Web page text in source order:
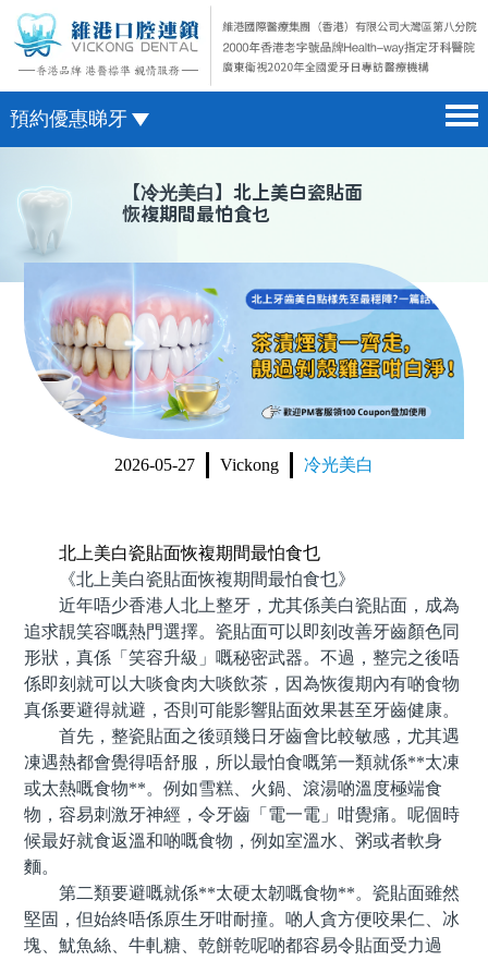
預約優惠睇牙
醫院簡介 hospital introduction
醫生介紹 doctor introduction
醫療新聞 medical news
種植牙 dental implant
箍牙 orthodontics
收費標準 change standard
微信預約
WhatsApp預約
【冷光美白】北上美白瓷貼面
恢複期間最怕食乜
2026-05-27 Vickong 冷光美白
北上美白瓷貼面恢複期間最怕食乜
《北上美白瓷貼面恢複期間最怕食乜》
近年唔少香港人北上整牙，尤其係美白瓷貼面，成為
追求靚笑容嘅熱門選擇。瓷貼面可以即刻改善牙齒顏色同
形狀，真係「笑容升級」嘅秘密武器。不過，整完之後唔
係即刻就可以大啖食肉大啖飲茶，因為恢復期內有啲食物
真係要避得就避，否則可能影響貼面效果甚至牙齒健康。
首先，整瓷貼面之後頭幾日牙齒會比較敏感，尤其遇
凍遇熱都會覺得唔舒服，所以最怕食嘅第一類就係**太凍
或太熱嘅食物**。例如雪糕、火鍋、滾湯啲溫度極端食
物，容易刺激牙神經，令牙齒「電一電」咁覺痛。呢個時
候最好就食返溫和啲嘅食物，例如室溫水、粥或者軟身
麵。
第二類要避嘅就係**太硬太韌嘅食物**。瓷貼面雖然
堅固，但始終唔係原生牙咁耐撞。啲人貪方便咬果仁、冰
塊、魷魚絲、牛軋糖、乾餅乾呢啲都容易令貼面受力過